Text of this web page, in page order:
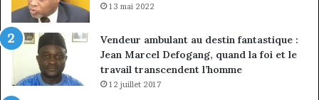
13 mai 2022
Vendeur ambulant au destin fantastique :
Jean Marcel Defogang, quand la foi et le
travail transcendent l’homme
12 juillet 2017